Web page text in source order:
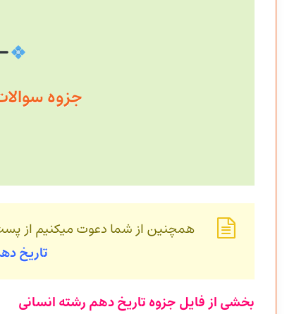
جزوه سوالات با
همچنین از شما دعوت میکنیم از
تاریخ
بخشی از فایل جزوه تاریخ دهم رشته انسانی